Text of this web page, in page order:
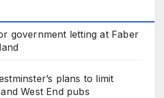
government letting at Faber
plans to limit
West End pubs